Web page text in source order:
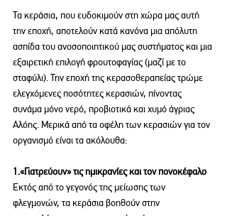
Τα κεράσια, που ευδοκιμούν στη χώρα μας αυτή
την εποχή, αποτελούν κατά κανόνα μια απόλυτη
ασπίδα του ανοσοποιητικού μας συστήματος και μια
εξαιρετική επιλογή φρουτοφαγίας (μαζί με το
σταφύλι). Την εποχή της κερασοθεραπείας τρώμε
ελεγχόμενες ποσότητες κερασιών, πίνοντας
συνάμα μόνο νερό, προβιοτικά και χυμό άγριας
Αλόης. Μερικά από τα οφέλη των κερασιών για τον
οργανισμό είναι τα ακόλουθα:
1.«Γιατρεύουν» τις ημικρανίες και τον πονοκέφαλο
Εκτός από το γεγονός της μείωσης των
φλεγμονών, τα κεράσια βοηθούν στην